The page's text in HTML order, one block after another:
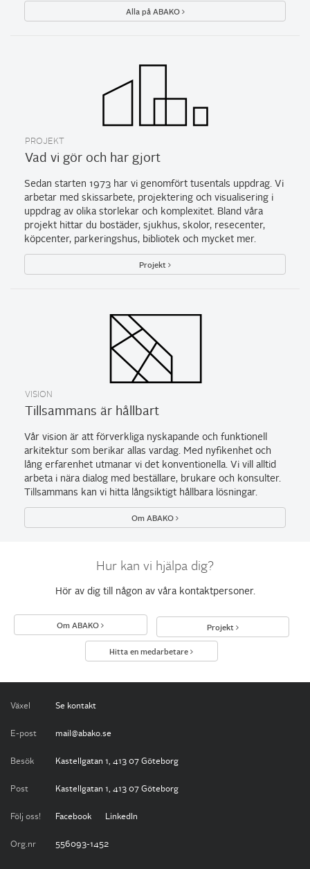
Alla på ABAKO
PROJEKT
Vad vi gör och har gjort
Sedan starten 1973 har vi genomfört tusentals uppdrag. Vi
arbetar med skissarbete, projektering och visualisering i
uppdrag av olika storlekar och komplexitet. Bland våra
projekt hittar du bostäder, sjukhus, skolor, resecenter,
köpcenter, parkeringshus, bibliotek och mycket mer.
Projekt
VISION
Tillsammans är hållbart
Vår vision är att förverkliga nyskapande och funktionell
arkitektur som berikar allas vardag. Med nyfikenhet och
lång erfarenhet utmanar vi det konventionella. Vi vill alltid
arbeta i nära dialog med beställare, brukare och konsulter.
Tillsammans kan vi hitta långsiktigt hållbara lösningar.
Om ABAKO
Hur kan vi hjälpa dig?
Hör av dig till någon av våra kontaktpersoner.
Om ABAKO Projekt
Hitta en medarbetare
Växel Se kontakt
E-post mail@abako.se
Besök Kastellgatan 1, 413 07 Göteborg
Post Kastellgatan 1, 413 07 Göteborg
Följ oss! Facebook LinkedIn
Org.nr 556093-1452